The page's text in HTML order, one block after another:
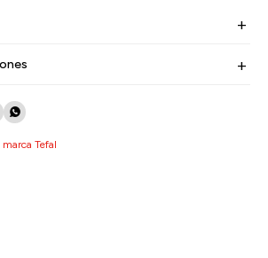

Tefal